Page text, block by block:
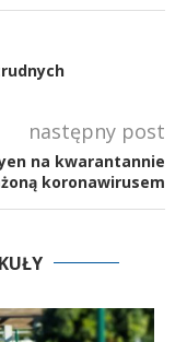
następny post
na kwarantannie
koronawirusem